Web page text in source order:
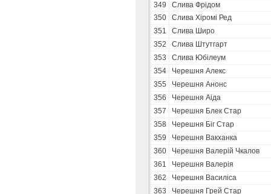
349
Слива Фрідом
350
Слива Хіромі Ред
351
Слива Широ
352
Слива Штутгарт
353
Слива Юбілеум
354
Черешня Алекс
355
Черешня Анонс
356
Черешня Аіда
357
Черешня Блек Стар
358
Черешня Біг Стар
359
Черешня Вакханка
360
Черешня Валерій Чкалов
361
Черешня Валерія
362
Черешня Василіса
363
Черешня Грей Стар